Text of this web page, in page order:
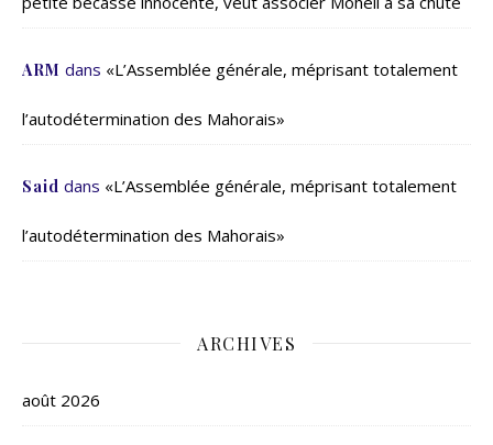
ARM dans «L’Assemblée générale, méprisant totalement
l’autodétermination des Mahorais»
Said dans «L’Assemblée générale, méprisant totalement
l’autodétermination des Mahorais»
ARCHIVES
août 2026